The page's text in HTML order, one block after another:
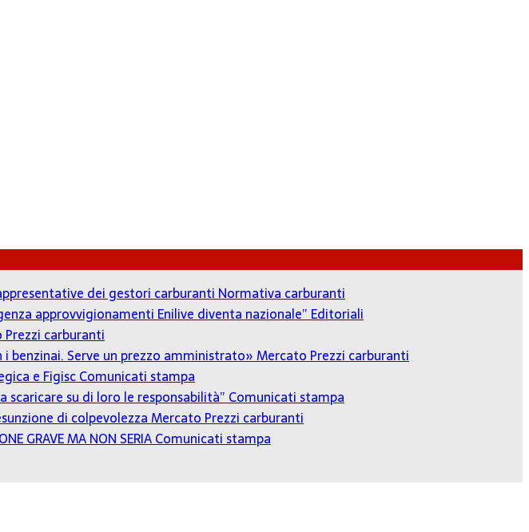
dei gestori carburanti Normativa carburanti
approvvigionamenti Enilive diventa nazionale” Editoriali
carburanti
i benzinai. Serve un prezzo amministrato»Mercato Prezzi carburanti
e FigiscComunicati stampa
su di loro le responsabilità” Comunicati stampa
di colpevolezzaMercato Prezzi carburanti
GRAVE MA NON SERIAComunicati stampa